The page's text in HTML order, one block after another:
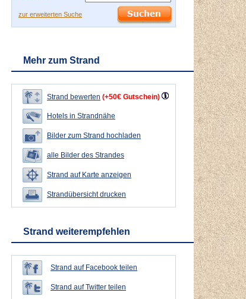
zur erweiterten Suche
Mehr zum Strand
Strand bewerten (+50€ Gutschein)
Hotels in Strandnähe
Bilder zum Strand hochladen
alle Bilder des Strandes
Strand auf Karte anzeigen
Strandübersicht drucken
Strand weiterempfehlen
Strand auf Facebook teilen
Strand auf Twitter teilen